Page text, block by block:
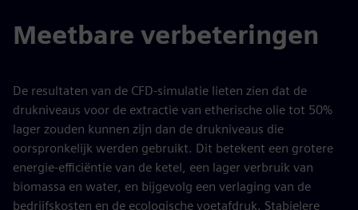
Meetbare verbeteringen
De resultaten van de CFD-simulatie lieten zien dat de
drukniveaus voor de extractie van etherische olie tot 50%
lager zouden kunnen zijn dan de drukniveaus die
oorspronkelijk werden gebruikt. Dit betekent een grotere
energie-efficiëntie van de ketel, een lager verbruik van
biomassa en water, en bijgevolg een verlaging van de
bedrijfskosten en de ecologische voetafdruk. Stabielere